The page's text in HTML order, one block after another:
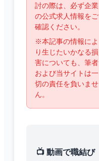
討の際は、必ず企業
の公式求人情報をご
確認ください。
※本記事の情報によ
り生じたいかなる損
害についても、筆者
および当サイトは一
切の責任を負いませ
ん。
📺 動画で職結び